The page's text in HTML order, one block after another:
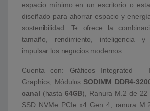
espacio mínimo en un escritorio o
diseñado para ahorrar espacio y
sostenibilidad. Te ofrece la
tamaño, rendimiento, inteligencia y
impulsar los negocios modernos.
Cuenta con: Gráficos Integrated –
Graphics, Módulos SODIMM DDR4-
canal (hasta 64GB), Ranura M.2 de 22
SSD NVMe PCIe x4 Gen 4; ranura